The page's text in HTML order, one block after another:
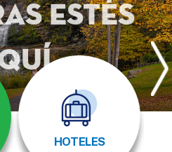
estés
HOTELES